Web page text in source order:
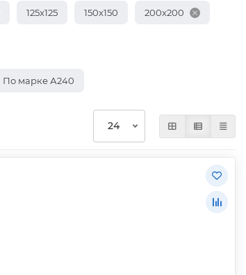
125х125 150х150 200х200
По марке А240